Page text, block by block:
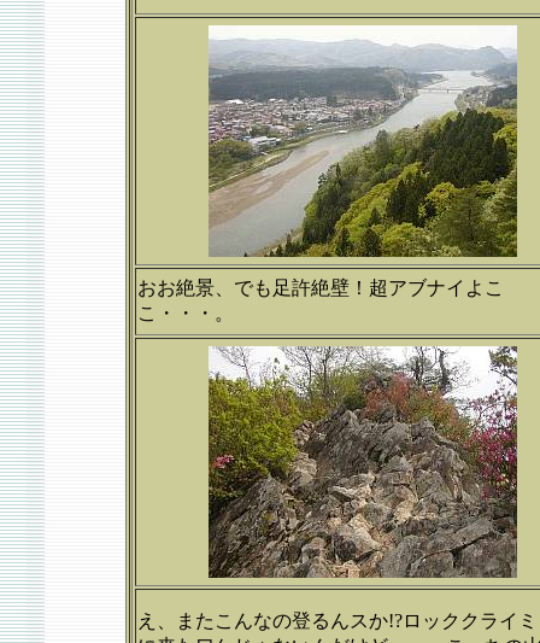
おお絶景、でも足許絶壁！超アブナイよこ
こ・・・。
え、またこんなの登るんスか!?ロッククライ